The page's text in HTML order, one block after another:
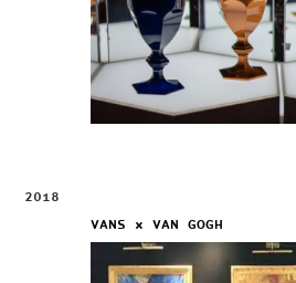
2018
VANS x VAN GOGH